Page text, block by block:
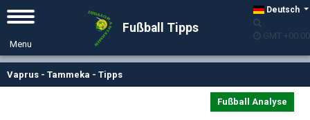
Deutsch
GMT +00:00
Fußball Tipps
Vaprus - Tammeka - Tipps
Fußball Analyse